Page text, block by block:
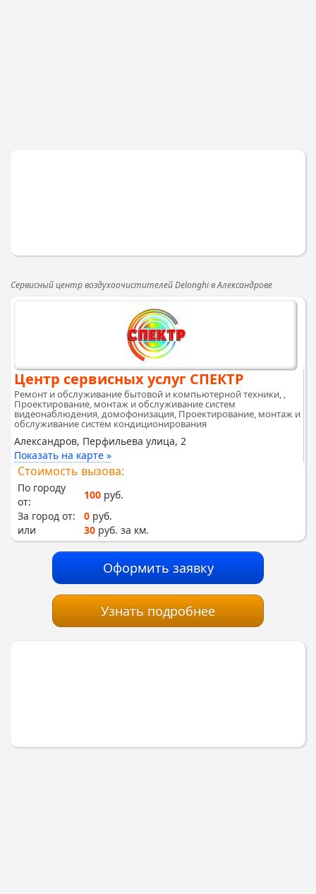
Сервисный центр воздухоочистителей Delonghi в Александрове
Центр сервисных услуг СПЕКТР
Ремонт и обслуживание бытовой и компьютерной техники, ,
Проектирование, монтаж и обслуживание систем
видеонаблюдения, домофонизация, Проектирование, монтаж и
обслуживание систем кондиционирования
Александров, Перфильева улица, 2
Показать на карте »
Стоимость вызова:
По городу
от:
100 руб.
За город от:
0 руб.
или
30 руб. за км.
Оформить заявку
Узнать подробнее